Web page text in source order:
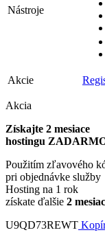
Nástroje
Akcie
Akcia
Získajte 2 mesiace
hostingu
Použitím zľavového
pri objednávke služby
Hosting na 1 rok
získate ďalšie 2
U9QD73REWT